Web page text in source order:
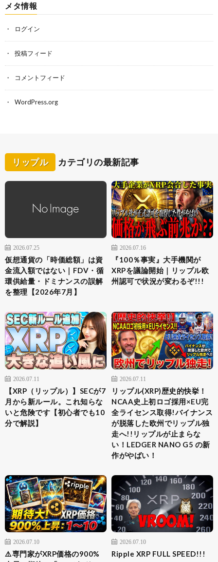
メタ情報
ログイン
投稿フィード
コメントフィード
WordPress.org
リップル カテゴリの最新記事
2026.07.25
仮想通貨の「時価総額」は資
金流入額ではない｜FDV・循
環供給量・ドミナンスの誤解
を整理【2026年7月】
2026.07.16
『100％事実』大手機関が
XRPを議論開始｜リップル欧
州認可で状況が変わるぞ!!!
2026.07.11
【XRP（リップル）】SECが7
月から新ルール。これ知らな
いと危険です【初心者でも10
分で解説】
2026.07.11
リップル(XRP)歴史的快挙！
NCAA史上初ロゴ採用×EU完
全ライセンス取得!バイナンス
が脱落した欧州でリップル独
走へ!!リップルが止まらな
い！LEDGER NANO G5 の新
作がやばい！
2026.07.10
⚠️専門家がXRP価格の900%
2026.07.10
Ripple XRP FULL SPEED!!!